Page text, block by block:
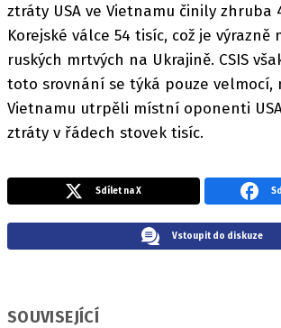
ztráty USA ve Vietnamu činily zhruba
Korejské válce 54 tisíc, což je výrazně
ruských mrtvých na Ukrajině. CSIS
toto srovnání se týká pouze velmocí,
Vietnamu utrpěli místní oponenti
ztráty v řádech stovek tisíc.
Sdílet na X
Vstoupit do diskuze
SOUVISEJÍCÍ